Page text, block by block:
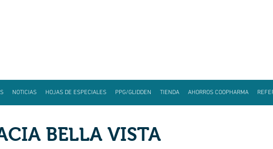
NOTICIAS HOJAS DE ESPECIALES PPG/GLIDDEN TIENDA AHORROS COOPHARMA
BELLA VISTA